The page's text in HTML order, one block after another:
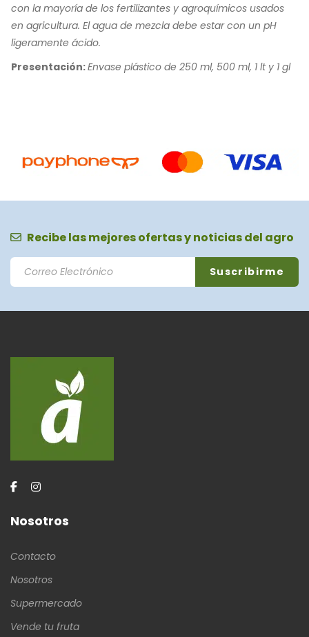
con la mayoría de los fertilizantes y agroquímicos usados
en agricultura. El agua de mezcla debe estar con un pH
ligeramente ácido.
Presentación:Envase plástico de 250 ml, 500 ml, 1 lt y 1 gl
Recibe las mejores ofertas y noticias del agro
Nosotros
Contacto
Nosotros
Supermercado
Vende tu fruta